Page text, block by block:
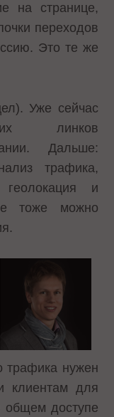
на странице,
переходов
Это те же
Уже сейчас
линков
Дальше:
трафика,
и
тоже можно
трафика нужен
клиентам для
общем доступе